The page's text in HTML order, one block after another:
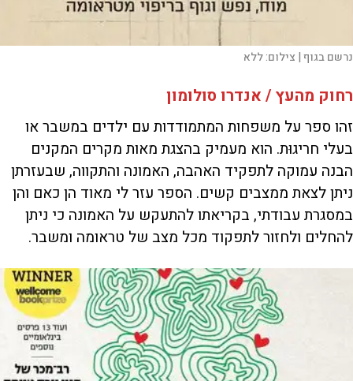
נרשם בגוף | צילום:ללא
רחוק מהעץ / אנדרו סולומון
זהו ספר על משפחות המתמודדות עם ילדים במשבר או
בעלי חריגוּת. הוא מעמיק בהצגת מאות מקרים המקנים
הבנה עמוקה לתפקיד האהבה, האמונה והתקווה, שבעזרתן
ניתן לצאת ממצבים קשים. הספר עזר לי מאוד הן כאם והן
במסגרת עבודתי, בקריאתו להתעקש על האמונה כי ניתן
להחלים ולחזור לתפקוד מכל מצב של טראומה ומשבר.